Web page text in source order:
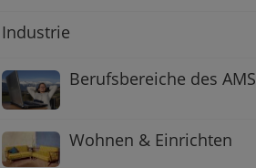
Industrie
Berufsbereiche des AMS
Wohnen & Einrichten